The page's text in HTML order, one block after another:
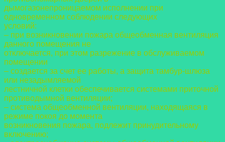
дымогазонепроницаемом исполнении при
одновременном соблюдении следующих
условий:
– при возникновении пожара общеобменная вентиляция
данного помещения не
отключается, при этом разрежение в обслуживаемом
помещении
– создается за счет ее работы, а защита тамбур-шлюза
или незадымляемой
лестничной клетки обеспечивается системами приточной
противодымной вентиляции;
– система общеобменной вентиляции, находящаяся в
режиме покоя до момента
возникновения пожара, подлежит принудительному
включению;